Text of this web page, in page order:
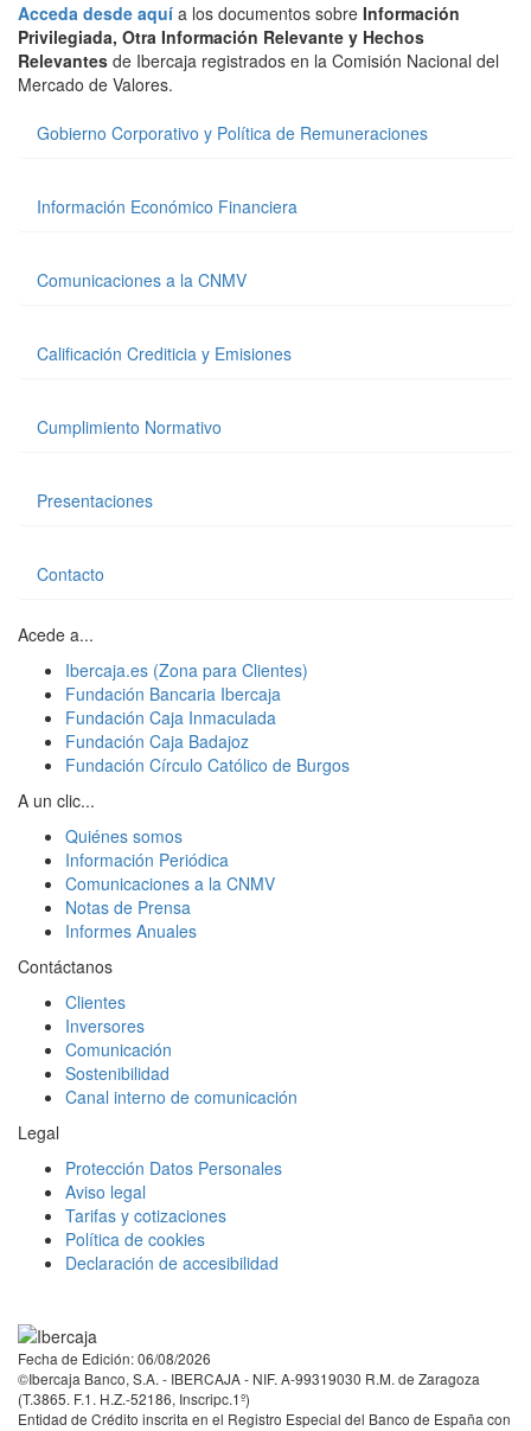
Acceda desde aquí a los documentos sobre Información
Privilegiada, Otra Información Relevante y Hechos
Relevantes de Ibercaja registrados en la Comisión Nacional del
Mercado de Valores.
Gobierno Corporativo y Política de Remuneraciones
Información Económico Financiera
Comunicaciones a la CNMV
Calificación Crediticia y Emisiones
Cumplimiento Normativo
Presentaciones
Contacto
Acede a...
Ibercaja.es (Zona para Clientes)
Fundación Bancaria Ibercaja
Fundación Caja Inmaculada
Fundación Caja Badajoz
Fundación Círculo Católico de Burgos
A un clic...
Quiénes somos
Información Periódica
Comunicaciones a la CNMV
Notas de Prensa
Informes Anuales
Contáctanos
Clientes
Inversores
Comunicación
Sostenibilidad
Canal interno de comunicación
Legal
Protección Datos Personales
Aviso legal
Tarifas y cotizaciones
Política de cookies
Declaración de accesibilidad
Fecha de Edición: 06/08/2026
©Ibercaja Banco, S.A. - IBERCAJA - NIF. A-99319030 R.M. de Zaragoza
(T.3865. F.1. H.Z.-52186, Inscripc.1º)
Entidad de Crédito inscrita en el Registro Especial del Banco de España con